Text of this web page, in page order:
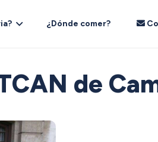
¿Dónde comer?
de